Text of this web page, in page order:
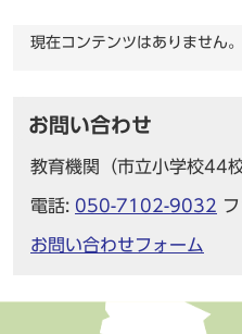
現在コンテンツはありません。
お問い合わせ
教育機関（市立小学校44
電話: 050-7102-9032
お問い合わせフォーム